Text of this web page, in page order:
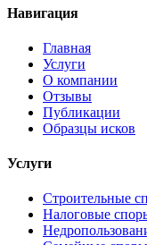
Навигация
Главная
Услуги
О компании
Отзывы
Публикации
Образцы исков
Услуги
Строительные
Налоговые